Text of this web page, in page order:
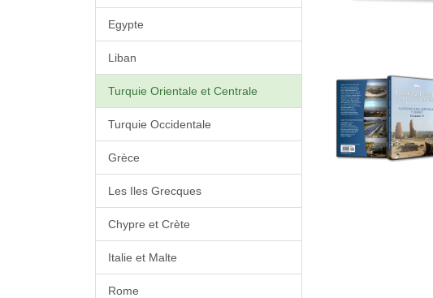
Egypte
Liban
Turquie Orientale et Centrale
Turquie Occidentale
Grèce
Les Iles Grecques
Chypre et Crète
Italie et Malte
Rome